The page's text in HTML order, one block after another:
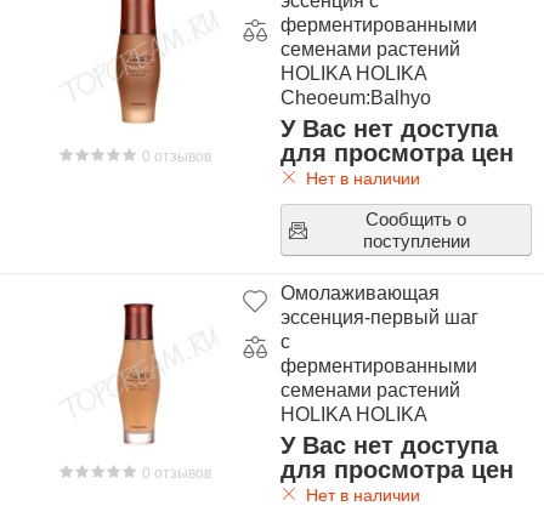
0 отзывов
ферментированными
семенами растений
HOLIKA HOLIKA
Cheoeum:Balhyo
Miracle Seed Essence
У Вас нет доступа
для просмотра цен
Нет в наличии
Сообщить о
поступлении
0 отзывов
Омолаживающая
эссенция-первый шаг
с
ферментированными
семенами растений
HOLIKA HOLIKA
Cheoeum:Balhyo
Miracle Seed First
Essence
У Вас нет доступа
для просмотра цен
Нет в наличии